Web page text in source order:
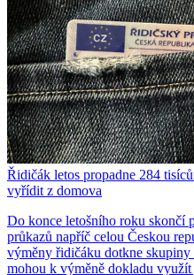
Řidičák letos propadne 284
vyřídit z domova
Do konce letošního roku skončí
průkazů napříč celou Českou
výměny řidičáku dotkne
mohou k výměně dokladu využít